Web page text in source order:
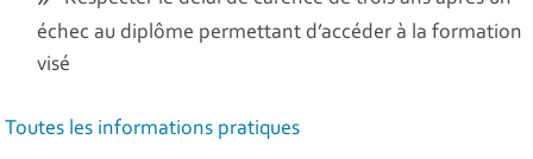
échec au diplôme permettant d’accéder à la formation
visé
Toutes les informations pratiques